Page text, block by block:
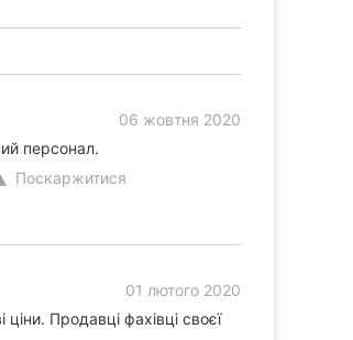
06 жовтня 2020
персонал.
Поскаржитися
01 лютого 2020
Продавці фахівці своєї